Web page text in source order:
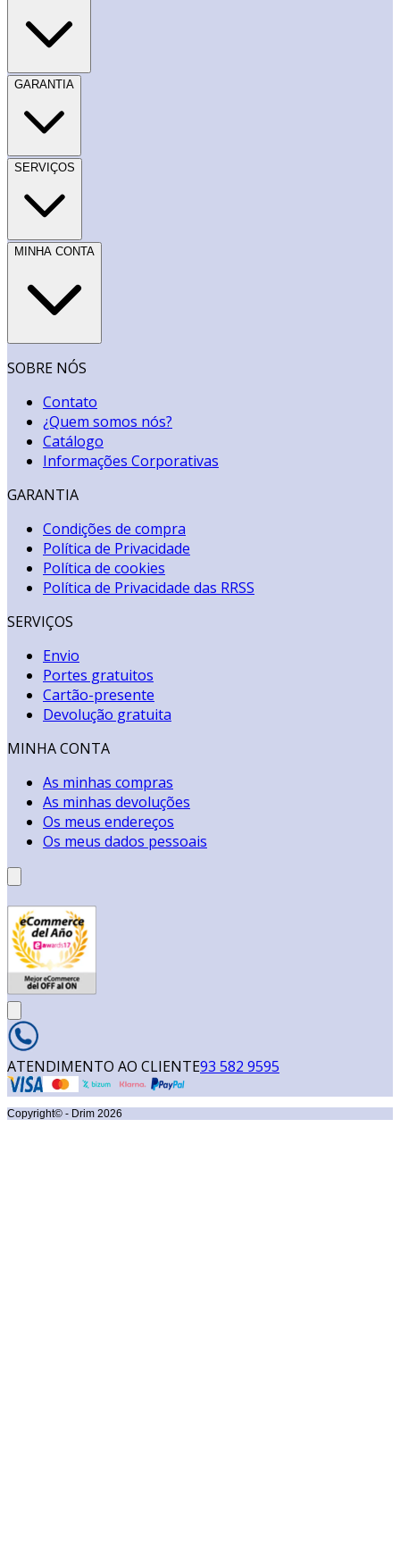
GARANTIA
SERVIÇOS
MINHA CONTA
SOBRE NÓS
Contato
¿Quem somos nós?
Catálogo
Informações Corporativas
GARANTIA
Condições de compra
Política de Privacidade
Política de cookies
Política de Privacidade das RRSS
SERVIÇOS
Envio
Portes gratuitos
Cartão-presente
Devolução gratuita
MINHA CONTA
As minhas compras
As minhas devoluções
Os meus endereços
Os meus dados pessoais
ATENDIMENTO AO CLIENTE93 582 9595
Copyright© - Drim 2026